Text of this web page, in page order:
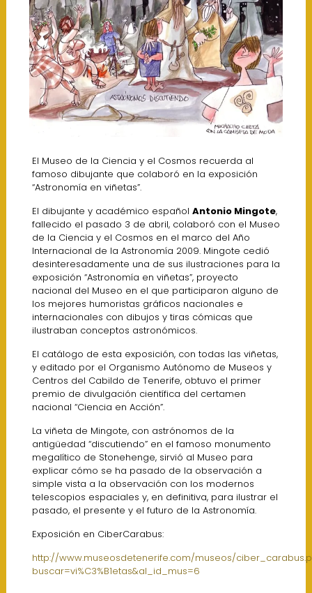
El Museo de la Ciencia y el Cosmos recuerda al
famoso dibujante que colaboró en la exposición
“Astronomía en viñetas”.
El dibujante y académico español Antonio Mingote,
fallecido el pasado 3 de abril, colaboró con el Museo
de la Ciencia y el Cosmos en el marco del Año
Internacional de la Astronomía 2009. Mingote cedió
desinteresadamente una de sus ilustraciones para la
exposición “Astronomía en viñetas”, proyecto
nacional del Museo en el que participaron alguno de
los mejores humoristas gráficos nacionales e
internacionales con dibujos y tiras cómicas que
ilustraban conceptos astronómicos.
El catálogo de esta exposición, con todas las viñetas,
y editado por el Organismo Autónomo de Museos y
Centros del Cabildo de Tenerife, obtuvo el primer
premio de divulgación científica del certamen
nacional “Ciencia en Acción”.
La viñeta de Mingote, con astrónomos de la
antigüedad “discutiendo” en el famoso monumento
megalítico de Stonehenge, sirvió al Museo para
explicar cómo se ha pasado de la observación a
simple vista a la observación con los modernos
telescopios espaciales y, en definitiva, para ilustrar el
pasado, el presente y el futuro de la Astronomía.
Exposición en CiberCarabus:
http://www.museosdetenerife.com/museos/
buscar=vi%C3%B1etas&al_id_mus=6